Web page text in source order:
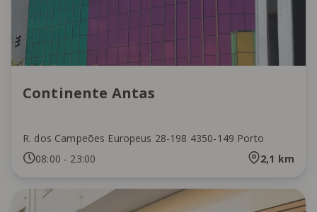
Continente Antas
R. dos Campeões Europeus 28-198 4350-149 Porto
08:00 - 23:00 2,1 km